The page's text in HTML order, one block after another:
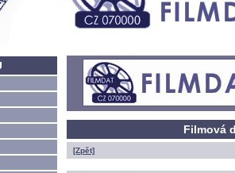
Filmová
[Zpět]